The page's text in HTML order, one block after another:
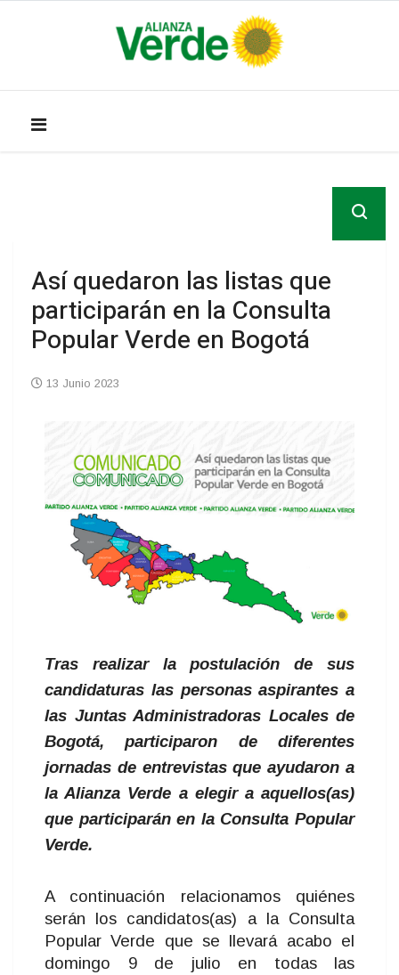
Así quedaron las listas que
participarán en la Consulta
Popular Verde en Bogotá
13 Junio 2023
Tras realizar la postulación de sus
candidaturas las personas aspirantes a
las Juntas Administradoras Locales de
Bogotá, participaron de diferentes
jornadas de entrevistas que ayudaron a
la Alianza Verde a elegir a aquellos(as)
que participarán en la Consulta Popular
Verde.
A continuación relacionamos quiénes
serán los candidatos(as) a la Consulta
Popular Verde que se llevará acabo el
domingo 9 de julio en todas las